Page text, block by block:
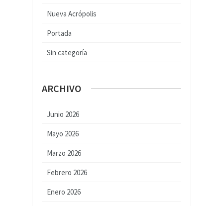
Nueva Acrópolis
Portada
Sin categoría
ARCHIVO
Junio 2026
Mayo 2026
Marzo 2026
Febrero 2026
Enero 2026